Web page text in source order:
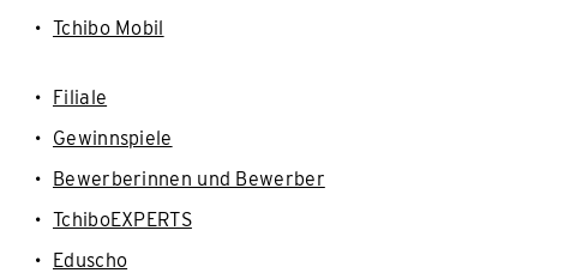
Tchibo Mobil
Filiale
Gewinnspiele
Bewerberinnen und Bewerber
TchiboEXPERTS
Eduscho